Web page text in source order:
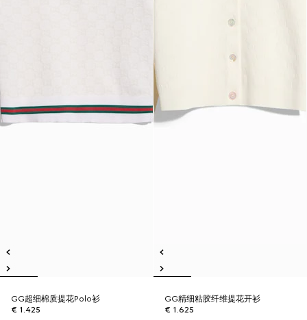
GG超细棉质提花Polo衫
€ 1.425
GG精细粘胶纤维提花开衫
€ 1.625